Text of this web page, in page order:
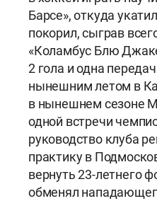
Барсе», откуда
покорил, сыграв
«Коламбус Блю
2 гола и одна
нынешним летом в
в нынешнем сезоне
одной встречи
руководство клуба
практику в
вернуть 23-летнего
обменял